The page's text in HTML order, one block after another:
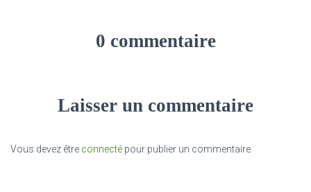
0 commentaire
Laisser un commentaire
Vous devez être connecté pour publier un commentaire.